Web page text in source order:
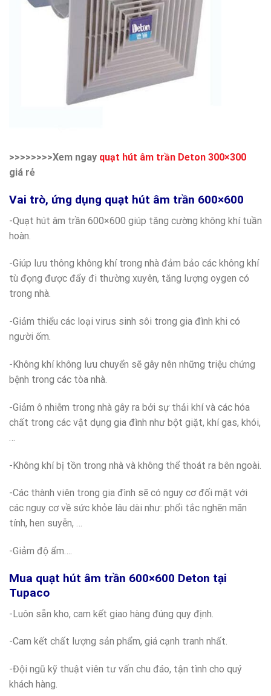
>>>>>>>>Xem ngay quạt hút âm trần Deton 300×300
giá rẻ
Vai trò, ứng dụng quạt hút âm trần 600×600
-Quạt hút âm trần 600×600 giúp tăng cường không khí tuần
hoàn.
-Giúp lưu thông không khí trong nhà đảm bảo các không khí
tù đọng được đẩy đi thường xuyên, tăng lượng oygen có
trong nhà.
-Giảm thiểu các loại virus sinh sôi trong gia đình khi có
người ốm.
-Không khí không lưu chuyển sẽ gây nên những triệu chứng
bệnh trong các tòa nhà.
-Giảm ô nhiễm trong nhà gây ra bởi sự thải khí và các hóa
chất trong các vật dụng gia đình như bột giặt, khí gas, khói,
…
-Không khí bị tồn trong nhà và không thể thoát ra bên ngoài.
-Các thành viên trong gia đình sẽ có nguy cơ đối mặt với
các nguy cơ về sức khỏe lâu dài như: phổi tắc nghẽn mãn
tính, hen suyễn, …
-Giảm độ ẩm….
Mua quạt hút âm trần 600×600 Deton tại
Tupaco
-Luôn sẵn kho, cam kết giao hàng đúng quy định.
-Cam kết chất lượng sản phẩm, giá cạnh tranh nhất.
-Đội ngũ kỹ thuật viên tư vấn chu đáo, tận tình cho quý
khách hàng.